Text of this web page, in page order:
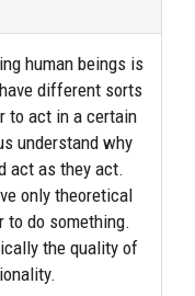
human beings is
different sorts
to act in a certain
understand why
act as they act.
only theoretical
to do something.
the quality of